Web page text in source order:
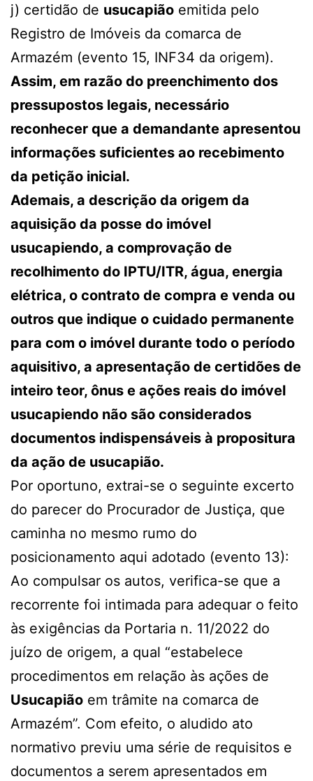
j) certidão de usucapião emitida pelo
Registro de Imóveis da comarca de
Armazém (evento 15, INF34 da origem).
Assim, em razão do preenchimento dos
pressupostos legais, necessário
reconhecer que a demandante apresentou
informações suficientes ao recebimento
da petição inicial.
Ademais, a descrição da origem da
aquisição da posse do imóvel
usucapiendo, a comprovação de
recolhimento do IPTU/ITR, água, energia
elétrica, o contrato de compra e venda ou
outros que indique o cuidado permanente
para com o imóvel durante todo o período
aquisitivo, a apresentação de certidões de
inteiro teor, ônus e ações reais do imóvel
usucapiendo não são considerados
documentos indispensáveis à propositura
da ação de usucapião.
Por oportuno, extrai-se o seguinte excerto
do parecer do Procurador de Justiça, que
caminha no mesmo rumo do
posicionamento aqui adotado (evento 13):
Ao compulsar os autos, verifica-se que a
recorrente foi intimada para adequar o feito
às exigências da Portaria n. 11/2022 do
juízo de origem, a qual “estabelece
procedimentos em relação às ações de
Usucapião em trâmite na comarca de
Armazém”. Com efeito, o aludido ato
normativo previu uma série de requisitos e
documentos a serem apresentados em